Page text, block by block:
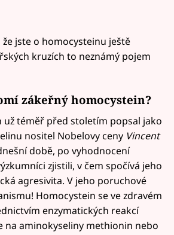
že jste o homocysteinu ještě
kruzích to neznámý pojem
zákeřný homocystein?
už téměř před stoletím popsal jako
nositel Nobelovy ceny Vincent
době, po vyhodnocení
zjistili, v čem spočívá jeho
agresivita. V jeho poruchové
Homocystein se ve zdravém
enzymatických reakcí
na aminokyseliny methionin nebo